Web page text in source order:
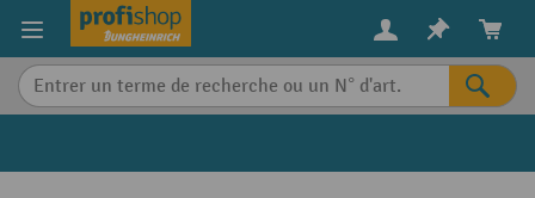
content